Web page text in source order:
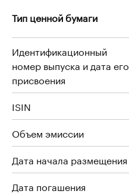
Тип ценной бумаги
Идентификационный
номер выпуска и дата его
присвоения
ISIN
Объем эмиссии
Дата начала размещения
Дата погашения